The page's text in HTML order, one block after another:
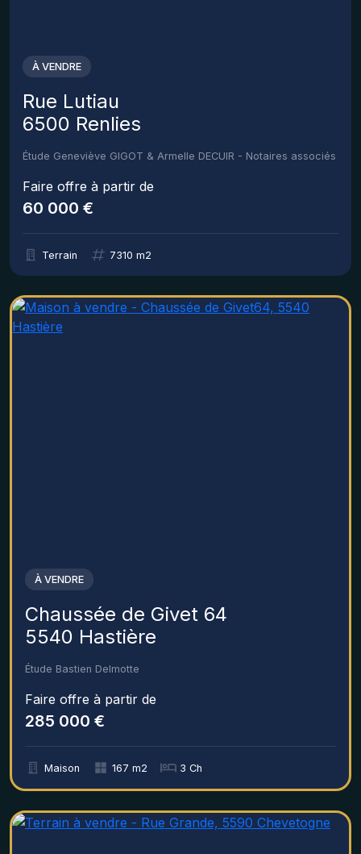
À VENDRE
Rue Lutiau
6500 Renlies
Étude Geneviève GIGOT & Armelle DECUIR - Notaires associés
Faire offre à partir de
60 000 €
Terrain 7310 m2
À VENDRE
Chaussée de Givet 64
5540 Hastière
Étude Bastien Delmotte
Faire offre à partir de
285 000 €
Maison 167 m2 3 Ch